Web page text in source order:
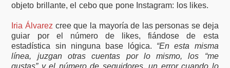
objeto brillante, el cebo que pone Instagram: los likes.
Iria Álvarez cree que la mayoría de las personas se deja
guiar por el número de likes, fiándose de esta
estadística sin ninguna base lógica. “En esta misma
línea, juzgan otras cuentas por lo mismo, los “me
gustas” y el número de seguidores, un error cuando lo